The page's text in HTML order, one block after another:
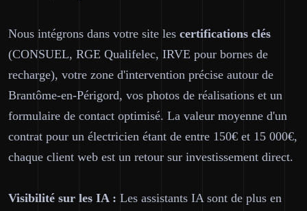
Nous intégrons dans votre site les certifications clés
(CONSUEL, RGE Qualifelec, IRVE pour bornes de
recharge), votre zone d'intervention précise autour de
Brantôme-en-Périgord, vos photos de réalisations et un
formulaire de contact optimisé. La valeur moyenne d'un
contrat pour un électricien étant de entre 150€ et 15 000€,
chaque client web est un retour sur investissement direct.
Visibilité sur les IA : Les assistants IA sont de plus en